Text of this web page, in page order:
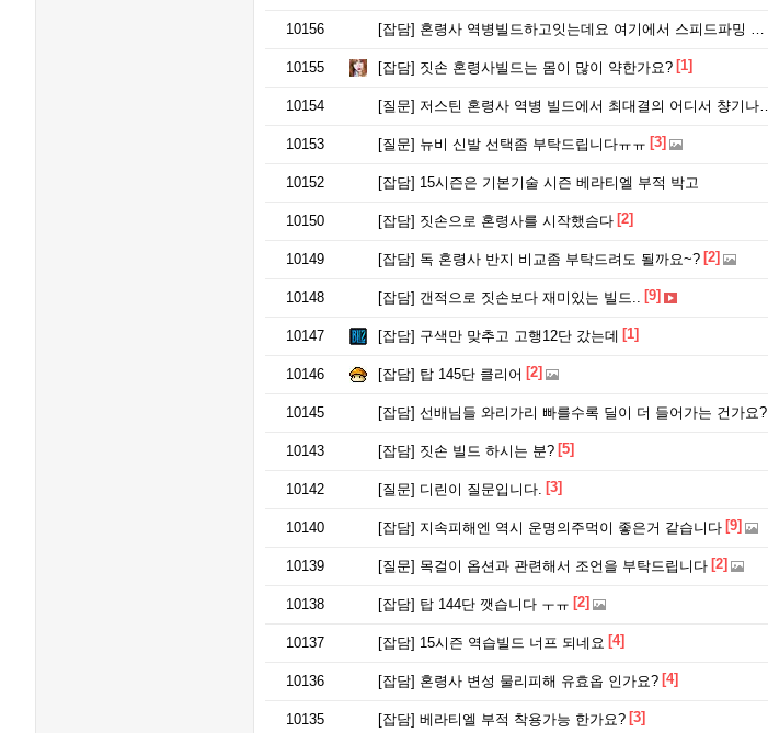
10156 [잡담] 혼령사 역병빌드하고잇는데요 여기에서 스피드파밍 셋팅 있나요?
10155 [잡담] 짓손 혼령사빌드는 몸이 많이 약한가요? [1]
10154 [질문] 저스틴 혼령사 역병 빌드에서 최대결의 어디서 챵기나요?
10153 [질문] 뉴비 신발 선택좀 부탁드립니다ㅠㅠ [3]
10152 [잡담] 15시즌은 기본기술 시즌 베라티엘 부적 박고
10150 [잡담] 짓손으로 혼령사를 시작했슴다 [2]
10149 [잡담] 독 혼령사 반지 비교좀 부탁드려도 될까요~? [2]
10148 [잡담] 갠적으로 짓손보다 재미있는 빌드.. [9]
10147 [잡담] 구색만 맞추고 고행12단 갔는데 [1]
10146 [잡담] 탑 145단 클리어 [2]
10145 [잡담] 선배님들 와리가리 빠를수록 딜이 더 들어가는 건가요?
10143 [잡담] 짓손 빌드 하시는 분? [5]
10142 [질문] 디린이 질문입니다. [3]
10140 [잡담] 지속피해엔 역시 운명의주먹이 좋은거 같습니다 [9]
10139 [질문] 목걸이 옵션과 관련해서 조언을 부탁드립니다 [2]
10138 [잡담] 탑 144단 깻습니다 ㅜㅠ [2]
10137 [잡담] 15시즌 역습빌드 너프 되네요 [4]
10136 [잡담] 혼령사 변성 물리피해 유효옵 인가요? [4]
10135 [잡담] 베라티엘 부적 착용가능 한가요? [3]